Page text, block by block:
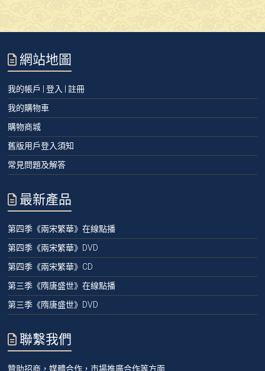
網站地圖
我的帳戶 | 登入 | 註冊
我的購物車
購物商城
舊版用戶登入須知
常見問題及解答
最新產品
第四季《兩宋繁華》在線點播
第四季《兩宋繁華》DVD
第四季《兩宋繁華》CD
第三季《隋唐盛世》在線點播
第三季《隋唐盛世》DVD
聯繫我們
贊助招商，媒體合作，市場推廣合作等方面